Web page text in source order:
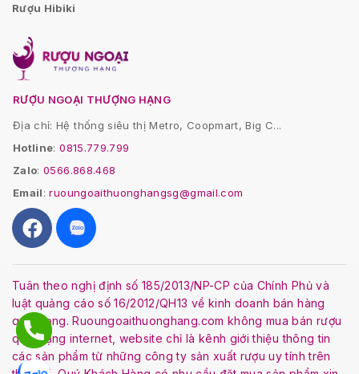
Rượu Hibiki
RƯỢU NGOẠI THƯỢNG HẠNG
Địa chỉ: Hệ thống siêu thị Metro, Coopmart, Big C...
Hotline:0815.779.799
Zalo:0566.868.468
Email:ruoungoaithuonghangsg@gmail.com
Tuân theo nghị định số 185/2013/NP-CP của Chính Phủ và
luật quảng cáo số 16/2012/QH13 về kinh doanh bán hàng
qua mạng. Ruoungoaithuonghang.com không mua bán rượu
qua mạng internet, website chỉ là kênh giới thiệu thông tin
các sản phẩm từ những công ty sản xuất rượu uy tính trên